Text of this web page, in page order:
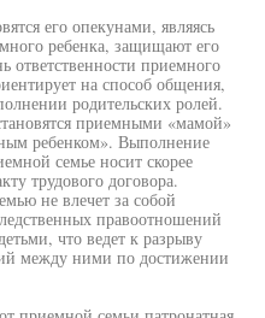
его опекунами, являясь
ребенка, защищают его
ответственности приемного
на способ общения,
родительских ролей.
приемными «мамой»
ребенком». Выполнение
семье носит скорее
трудового договора.
не влечет за собой
правоотношений
что ведет к разрыву
между ними по достижении